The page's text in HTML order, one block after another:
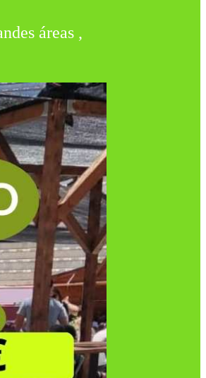
áreas ,